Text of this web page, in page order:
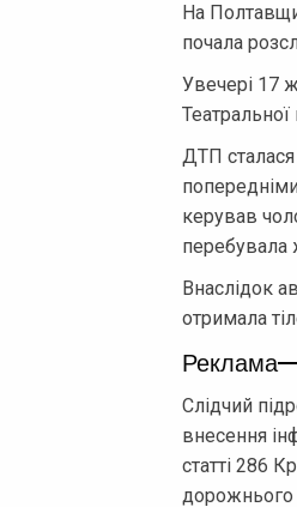
На
почала
Увечері 17
ДТП
керував
перебувала
Внаслідок
отримала
Реклама
Слідчий
внесення
статті 286
дорожнього